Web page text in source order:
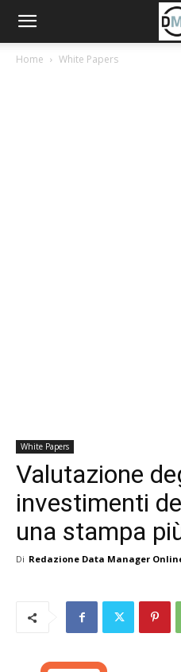
Home White Papers
White Papers
Valutazione
investimenti
una stampa
Di Redazione Data Manager